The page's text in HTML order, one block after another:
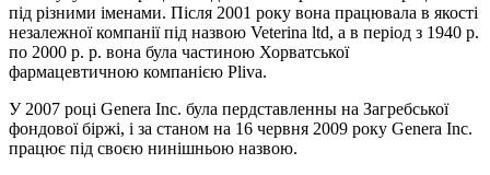
під різними іменами. Після 2001 року вона працювала в якості
незалежної компанії під назвою Veterina ltd, а в період з 1940 р.
по 2000 р. р. вона була частиною Хорватської
фармацевтичною компанією Pliva.
У 2007 році Genera Inc. була пердставленны на Загребської
фондової біржі, і за станом на 16 червня 2009 року Genera Inc.
працює під своєю нинішньою назвою.